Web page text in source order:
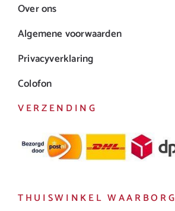
Over ons
Algemene voorwaarden
Privacyverklaring
Colofon
VERZENDING
THUISWINKEL WAARBORG